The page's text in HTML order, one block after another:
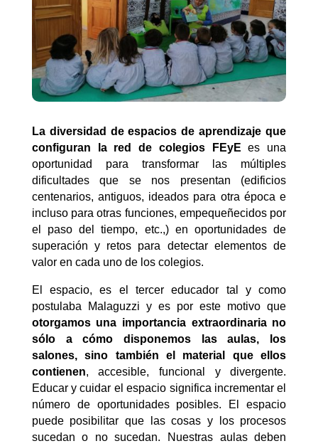
La diversidad de espacios de aprendizaje que
configuran la red de colegios FEyE es una
oportunidad para transformar las múltiples
dificultades que se nos presentan (edificios
centenarios, antiguos, ideados para otra época e
incluso para otras funciones, empequeñecidos por
el paso del tiempo, etc.,) en oportunidades de
superación y retos para detectar elementos de
valor en cada uno de los colegios.
El espacio, es el tercer educador tal y como
postulaba Malaguzzi y es por este motivo que
otorgamos una importancia extraordinaria no
sólo a cómo disponemos las aulas, los
salones, sino también el material que ellos
contienen, accesible, funcional y divergente.
Educar y cuidar el espacio significa incrementar el
número de oportunidades posibles. El espacio
puede posibilitar que las cosas y los procesos
sucedan o no sucedan. Nuestras aulas deben